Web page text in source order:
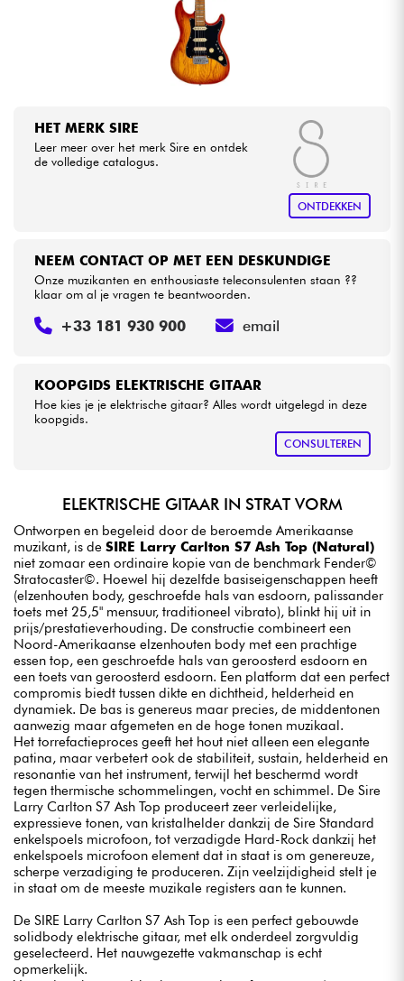
HET MERK SIRE
Leer meer over het merk Sire en ontdek
de volledige catalogus.
ONTDEKKEN
KOOPGIDS ELEKTRISCHE GITAAR
Hoe kies je je elektrische gitaar? Alles wordt uitgelegd in deze
koopgids.
CONSULTEREN
NEEM CONTACT OP MET EEN DESKUNDIGE
Onze muzikanten en enthousiaste teleconsulenten staan ??
klaar om al je vragen te beantwoorden.
+33 181 930 900 email
ELEKTRISCHE GITAAR IN STRAT VORM
Ontworpen en begeleid door de beroemde Amerikaanse
muzikant, is de SIRE Larry Carlton S7 Ash Top (Natural)
niet zomaar een ordinaire kopie van de benchmark Fender©
Stratocaster©. Hoewel hij dezelfde basiseigenschappen heeft
(elzenhouten body, geschroefde hals van esdoorn, palissander
toets met 25,5" mensuur, traditioneel vibrato), blinkt hij uit in
prijs/prestatieverhouding. De constructie combineert een
Noord-Amerikaanse elzenhouten body met een prachtige
essen top, een geschroefde hals van geroosterd esdoorn en
een toets van geroosterd esdoorn. Een platform dat een perfect
compromis biedt tussen dikte en dichtheid, helderheid en
dynamiek. De bas is genereus maar precies, de middentonen
aanwezig maar afgemeten en de hoge tonen muzikaal.
Het torrefactieproces geeft het hout niet alleen een elegante
patina, maar verbetert ook de stabiliteit, sustain, helderheid en
resonantie van het instrument, terwijl het beschermd wordt
tegen thermische schommelingen, vocht en schimmel. De Sire
Larry Carlton S7 Ash Top produceert zeer verleidelijke,
expressieve tonen, van kristalhelder dankzij de Sire Standard
enkelspoels microfoon, tot verzadigde Hard-Rock dankzij het
enkelspoels microfoon element dat in staat is om genereuze,
scherpe verzadiging te produceren. Zijn veelzijdigheid stelt je
in staat om de meeste muzikale registers aan te kunnen.
De SIRE Larry Carlton S7 Ash Top is een perfect gebouwde
solidbody elektrische gitaar, met elk onderdeel zorgvuldig
geselecteerd. Het nauwgezette vakmanschap is echt
opmerkelijk.